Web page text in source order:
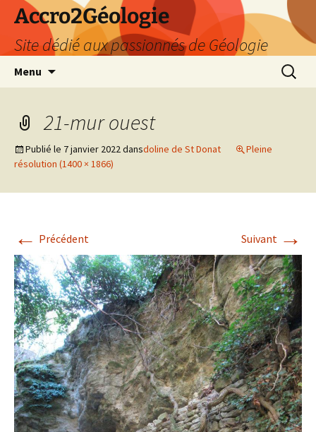
Accro2Géologie
Site dédié aux passionnés de Géologie
Menu
21-mur ouest
Publié le 7 janvier 2022dansdoline de St Donat
Pleine
résolution (1400 × 1866)
← Précédent Suivant →